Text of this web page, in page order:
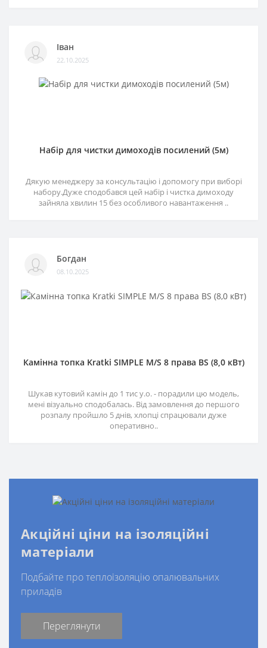
Іван
22.10.2025
Набір для чистки димоходів посилений (5м)
Дякую менеджеру за консультацію і допомогу при виборі
набору.Дуже сподобався цей набір і чистка димоходу
зайняла хвилин 15 без особливого навантаження ..
Богдан
08.10.2025
Камінна топка Kratki SIMPLE M/S 8 права BS (8,0 кВт)
Шукав кутовий камін до 1 тис у.о. - порадили цю модель,
мені візуально сподобалась. Від замовлення до першого
розпалу пройшло 5 днів, хлопці спрацювали дуже
оперативно..
Акційні ціни на ізоляційні
матеріали
Подбайте про теплоізоляцію опалювальних
приладів
Переглянути